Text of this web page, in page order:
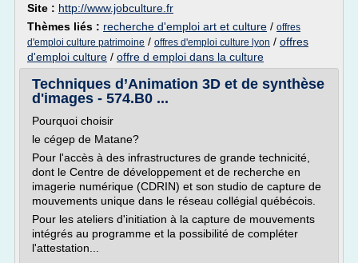
Site : http://www.jobculture.fr
Thèmes liés : recherche d'emploi art et culture / offres
d'emploi culture patrimoine / offres d'emploi culture lyon / offres
d'emploi culture / offre d emploi dans la culture
Techniques d’Animation 3D et de synthèse
d'images - 574.B0 ...
Pourquoi choisir
le cégep de Matane?
Pour l'accès à des infrastructures de grande technicité,
dont le Centre de développement et de recherche en
imagerie numérique (CDRIN) et son studio de capture de
mouvements unique dans le réseau collégial québécois.
Pour les ateliers d'initiation à la capture de mouvements
intégrés au programme et la possibilité de compléter
l'attestation...